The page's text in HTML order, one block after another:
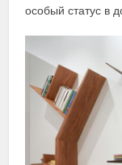
особый статус в